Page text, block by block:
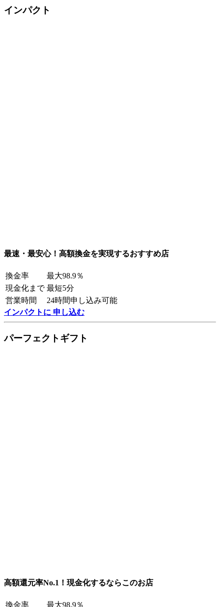
インパクト
最速・最安心！高額換金を実現するおすすめ店
換金率
最大98.9％
現金化まで 最短5分
営業時間
24時間申し込み可能
インパクトに 申し込む
パーフェクトギフト
高額還元率No.1！現金化するならこのお店
換金率
最大98.9％